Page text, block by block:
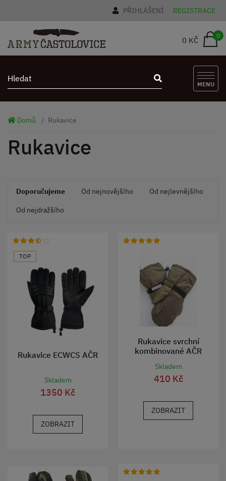
PŘIHLÁŠENÍ REGISTRACE
0 KČ 0
MENU
Domů Rukavice
Rukavice
Doporučujeme Od nejnovějšího Od nejlevnějšího
Od nejdražšího
TOP
Rukavice ECWCS AČR
Skladem
1350 Kč
ZOBRAZIT
Rukavice svrchní
kombinované AČR
Skladem
410 Kč
ZOBRAZIT